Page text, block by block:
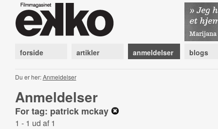
forside artikler anmeldelser blogs
Du er her:Anmeldelser
Anmeldelser
For tag: patrick mckay
1 - 1 ud af 1